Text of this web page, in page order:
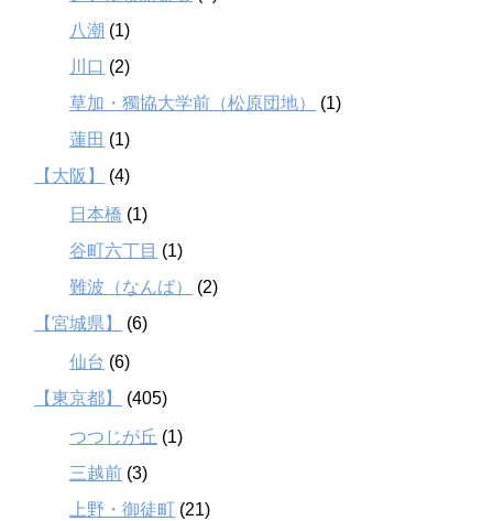
八潮 (1)
川口 (2)
草加・獨協大学前（松原団地）
(1)
蓮田 (1)
【大阪】
(4)
日本橋 (1)
谷町六丁目 (1)
難波（なんば）
(2)
【宮城県】
(6)
仙台 (6)
【東京都】
(405)
つつじが丘 (1)
三越前 (3)
上野・御徒町 (21)